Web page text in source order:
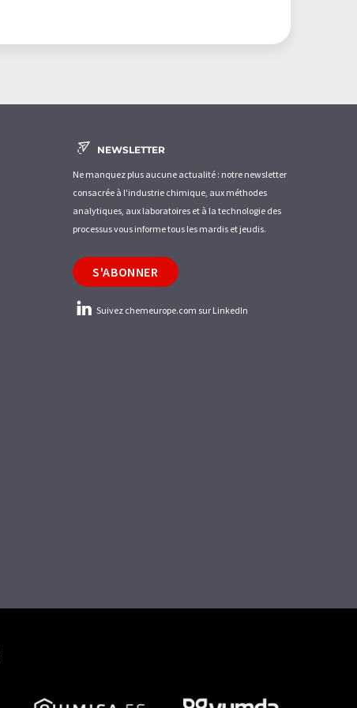
NEWSLETTER
Ne manquez plus aucune actualité : notre newsletter
consacrée à l'industrie chimique, aux méthodes
analytiques, aux laboratoires et à la technologie des
processus vous informe tous les mardis et jeudis.
S'ABONNER
Suivez chemeurope.com sur LinkedIn